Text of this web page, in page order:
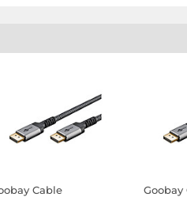
Cable
Goobay